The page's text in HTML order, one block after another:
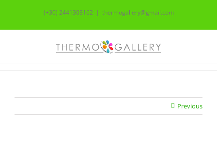
(+30) 2441303162 | thermogallery@gmail.com
Previous